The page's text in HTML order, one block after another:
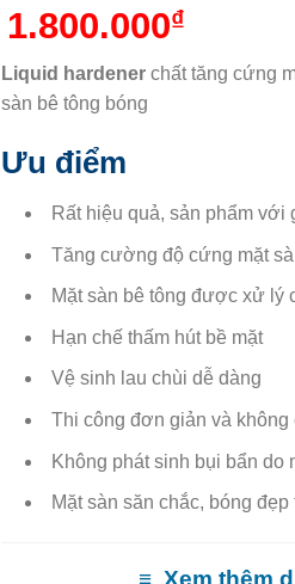
1.800.000₫
Liquid hardenerchất tăng cứng
sàn bê tông bóng
Ưu điểm
Rất hiệu quả, sản phẩm với
Tăng cường độ cứng mặt
Mặt sàn bê tông được xử lý
Hạn chế thấm hút bề mặt
Vệ sinh lau chùi dễ dàng
Thi công đơn giản và
Không phát sinh bụi bẩn do
Mặt sàn săn chắc, bóng
≡ Xem thêm